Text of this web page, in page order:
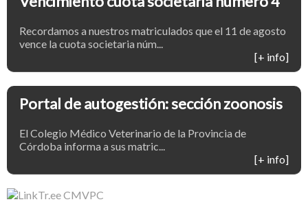
Recordamos a nuestros matriculados que el 11 de agosto
vence la cuota societaria núm...
[+ info]
Portal de autogestión: sección zoonosis
El Colegio Médico Veterinario de la Provincia de
Córdoba informa a sus matric...
[+ info]